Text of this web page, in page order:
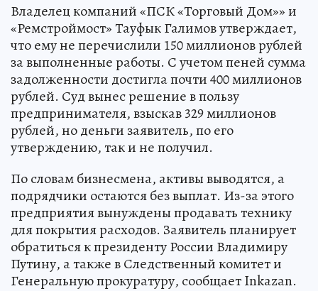
Владелец компаний «ПСК «Торговый Дом»» и
«Ремстроймост» Тауфык Галимов утверждает,
что ему не перечислили 150 миллионов рублей
за выполненные работы. С учетом пеней сумма
задолженности достигла почти 400 миллионов
рублей. Суд вынес решение в пользу
предпринимателя, взыскав 329 миллионов
рублей, но деньги заявитель, по его
утверждению, так и не получил.
По словам бизнесмена, активы выводятся, а
подрядчики остаются без выплат. Из-за этого
предприятия вынуждены продавать технику
для покрытия расходов. Заявитель планирует
обратиться к президенту России Владимиру
Путину, а также в Следственный комитет и
Генеральную прокуратуру, сообщает Inkazan.